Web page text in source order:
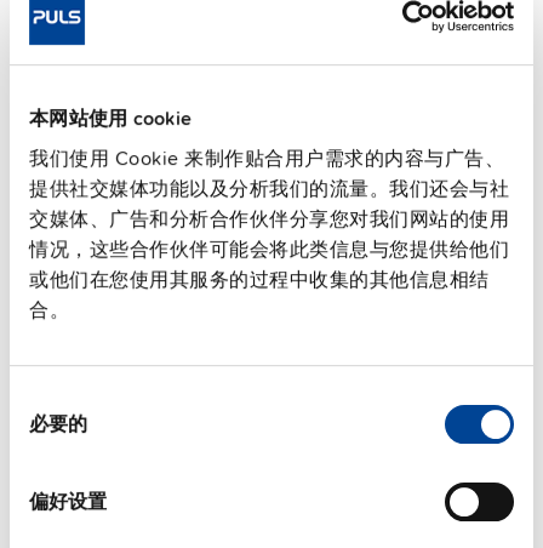
本网站使用 cookie
我们使用 Cookie 来制作贴合用户需求的内容与广告、
提供社交媒体功能以及分析我们的流量。我们还会与社
交媒体、广告和分析合作伙伴分享您对我们网站的使用
情况，这些合作伙伴可能会将此类信息与您提供给他们
或他们在您使用其服务的过程中收集的其他信息相结
合。
必要的
偏好设置
181 mm x 183 mm x 59 mm
packaging)
Housing material
工作温度范围 -30 °C 至 70 °C
连接端子类型
输入：7/8" 3针 | 输出：7/8" 5
针
功率损耗，典型值
13.5 W
MTBF SN 29500 @ 40 °C (h)
技术文档
认证 / 符合性声明